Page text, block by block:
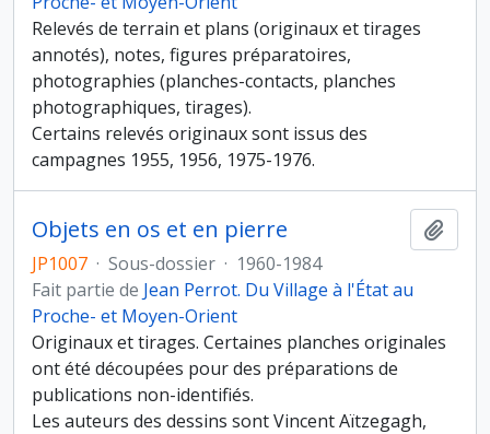
Relevés de terrain et plans (originaux et tirages
annotés), notes, figures préparatoires,
photographies (planches-contacts, planches
photographiques, tirages).
Certains relevés originaux sont issus des
campagnes 1955, 1956, 1975-1976.
Objets en os et en pierre
JP1007 · Sous-dossier · 1960-1984
Fait partie de Jean Perrot. Du Village à l'État au
Proche- et Moyen-Orient
Originaux et tirages. Certaines planches originales
ont été découpées pour des préparations de
publications non-identifiés.
Les auteurs des dessins sont Vincent Aïtzegagh,